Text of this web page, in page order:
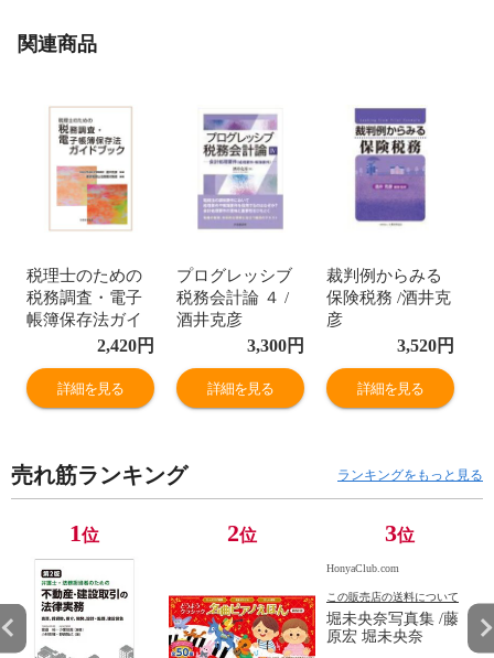
関連商品
税理士のための
税務調査・電子
帳簿保存法ガイ
ドブック /酒井克
彦 東京税理士会
業務対策
2,420円
詳細を見る
プログレッシブ
税務会計論 ４ /
酒井克彦
3,300円
詳細を見る
裁判例からみる
保険税務 /酒井克
彦
3,520円
詳細を見る
売れ筋ランキング ランキングをもっと見る
1位 2位 3位
HonyaClub.com
この販売店の送料について
堀未央奈写真集 /藤
原宏 堀未央奈